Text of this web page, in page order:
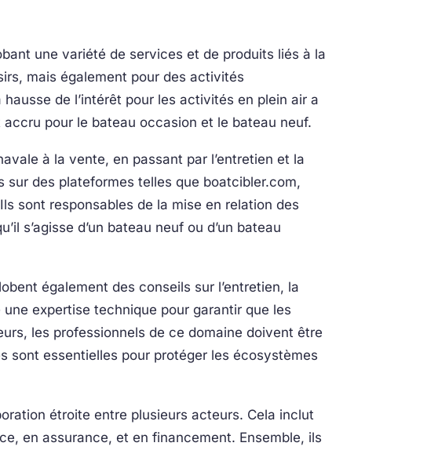
une variété de services et de produits liés à la
mais également pour des activités
de l’intérêt pour les activités en plein air a
pour le bateau occasion et le bateau neuf.
à la vente, en passant par l’entretien et la
des plateformes telles que boatcibler.com,
sont responsables de la mise en relation des
s’agisse d’un bateau neuf ou d’un bateau
également des conseils sur l’entretien, la
expertise technique pour garantir que les
les professionnels de ce domaine doivent être
sont essentielles pour protéger les écosystèmes
étroite entre plusieurs acteurs. Cela inclut
en assurance, et en financement. Ensemble, ils